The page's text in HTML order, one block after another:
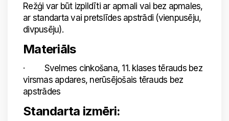
Režģi var būt izpildīti ar apmali vai bez apmales,
ar standarta vai pretslīdes apstrādi (vienpusēju,
divpusēju).
Materiāls
· Svelmes cinkošana, 11. klases tērauds bez
virsmas apdares, nerūsējošais tērauds bez
apstrādes
Standarta izmēri: